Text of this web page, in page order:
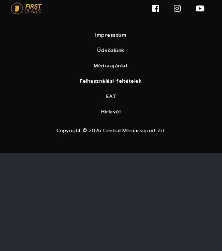
Impresszum
Üdvözlünk
Médiaajánlat
Felhasználási feltételek
EAT
Hírlevél
Copyright © 2026 Central Médiacsoport Zrt.